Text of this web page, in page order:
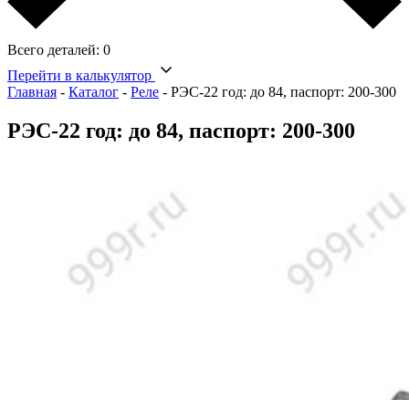
Всего деталей: 0
Перейти в калькулятор
Главная - Каталог - Реле - РЭС-22 год: до 84, паспорт: 200-300
РЭС-22 год: до 84, паспорт: 200-300